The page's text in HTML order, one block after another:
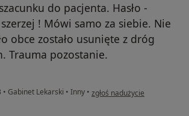
do pacjenta. Hasło -
! Mówi samo za siebie. Nie
obce zostało usunięte z dróg
Trauma pozostanie.
• Gabinet Lekarski • Inny • w opinii użytkownika B.K
zgłoś nadużycie